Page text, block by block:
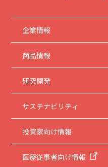
企業情報
商品情報
研究開発
サステナビリティ
投資家向け情報
医療従事者向け情報